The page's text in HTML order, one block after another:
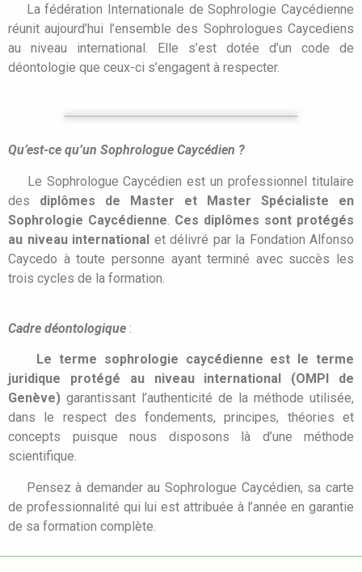
La fédération Internationale de Sophrologie Caycédienne
réunit aujourd’hui l’ensemble des Sophrologues Caycediens
au niveau international. Elle s’est dotée d’un code de
déontologie que ceux-ci s’engagent à respecter.
Qu’est-ce qu’un Sophrologue Caycédien ?
Le Sophrologue Caycédien est un professionnel titulaire
des diplômes de Master et Master Spécialiste en
Sophrologie Caycédienne Ces diplômes sont protégés
au niveau international et délivré par la Fondation Alfonso
Caycedo à toute personne ayant terminé avec succès les
trois cycles de la formation.
Cadre déontologique :
Le terme sophrologie caycédienne est le terme
juridique protégé au niveau international (OMPI de
Genève) garantissant l’authenticité de la méthode utilisée,
dans le respect des fondements, principes, théories et
concepts puisque nous disposons là d’une méthode
scientifique.
Pensez à demander au Sophrologue Caycédien, sa carte
de professionnalité qui lui est attribuée à l’année en garantie
de sa formation complète.